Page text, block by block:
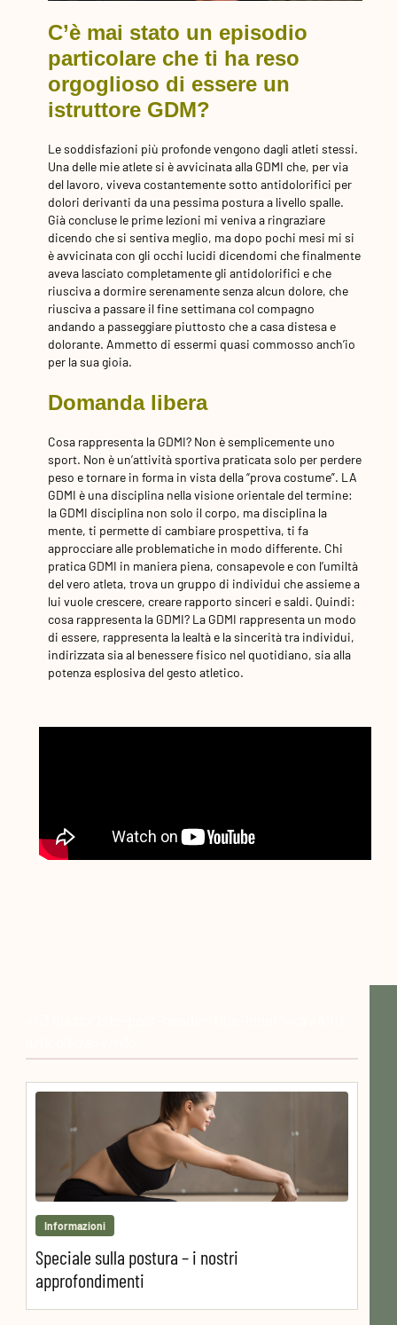
C’è mai stato un episodio
particolare che ti ha reso
orgoglioso di essere un
istruttore GDM?
Le soddisfazioni più profonde vengono dagli atleti stessi.
Una delle mie atlete si è avvicinata alla GDMI che, per via
del lavoro, viveva costantemente sotto antidolorifici per
dolori derivanti da una pessima postura a livello spalle.
Già concluse le prime lezioni mi veniva a ringraziare
dicendo che si sentiva meglio, ma dopo pochi mesi mi si
è avvicinata con gli occhi lucidi dicendomi che finalmente
aveva lasciato completamente gli antidolorifici e che
riusciva a dormire serenamente senza alcun dolore, che
riusciva a passare il fine settimana col compagno
andando a passeggiare piuttosto che a casa distesa e
dolorante. Ammetto di essermi quasi commosso anch’io
per la sua gioia.
Domanda libera
Cosa rappresenta la GDMI? Non è semplicemente uno
sport. Non è un’attività sportiva praticata solo per perdere
peso e tornare in forma in vista della “prova costume”. LA
GDMI è una disciplina nella visione orientale del termine:
la GDMI disciplina non solo il corpo, ma disciplina la
mente, ti permette di cambiare prospettiva, ti fa
approcciare alle problematiche in modo differente. Chi
pratica GDMI in maniera piena, consapevole e con l’umiltà
del vero atleta, trova un gruppo di individui che assieme a
lui vuole crescere, creare rapporto sinceri e saldi. Quindi:
cosa rappresenta la GDMI? La GDMI rappresenta un modo
di essere, rappresenta la lealtà e la sincerità tra individui,
indirizzata sia al benessere fisico nel quotidiano, sia alla
potenza esplosiva del gesto atletico.
Informazioni
Speciale sulla postura – i nostri
approfondimenti